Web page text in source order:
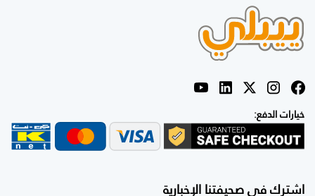
خيارات الدفع:
اشترك في صحيفتنا الإخبارية